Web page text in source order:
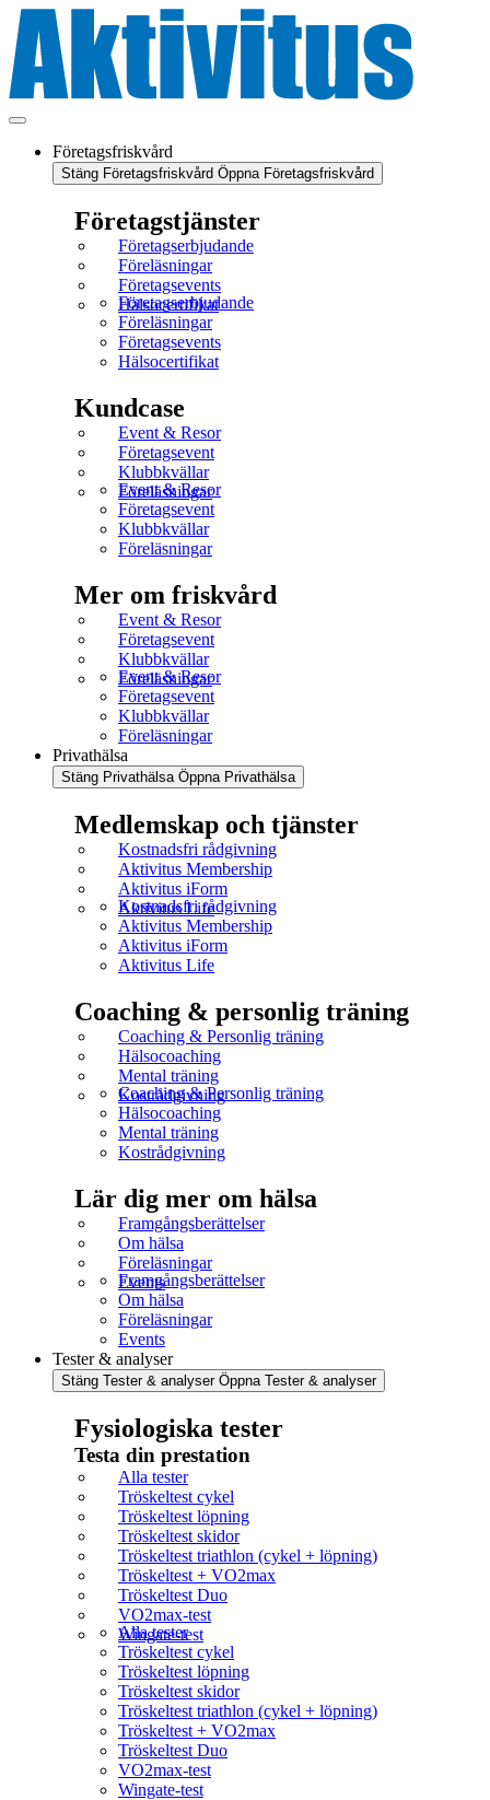
Företagsfriskvård
Stäng Företagsfriskvård Öppna Företagsfriskvård
Företagstjänster
Företagserbjudande
Föreläsningar
Företagsevents
Hälsocertifikat
Företagserbjudande
Föreläsningar
Företagsevents
Hälsocertifikat
Kundcase
Event & Resor
Företagsevent
Klubbkvällar
Föreläsningar
Event & Resor
Företagsevent
Klubbkvällar
Föreläsningar
Mer om friskvård
Event & Resor
Företagsevent
Klubbkvällar
Föreläsningar
Event & Resor
Företagsevent
Klubbkvällar
Föreläsningar
Privathälsa
Stäng Privathälsa Öppna Privathälsa
Medlemskap och tjänster
Kostnadsfri rådgivning
Aktivitus Membership
Aktivitus iForm
Aktivitus Life
Kostnadsfri rådgivning
Aktivitus Membership
Aktivitus iForm
Aktivitus Life
Coaching & personlig träning
Coaching & Personlig träning
Hälsocoaching
Mental träning
Kostrådgivning
Coaching & Personlig träning
Hälsocoaching
Mental träning
Kostrådgivning
Lär dig mer om hälsa
Framgångsberättelser
Om hälsa
Föreläsningar
Events
Framgångsberättelser
Om hälsa
Föreläsningar
Events
Tester & analyser
Stäng Tester & analyser Öppna Tester & analyser
Fysiologiska tester
Testa din prestation
Alla tester
Tröskeltest cykel
Tröskeltest löpning
Tröskeltest skidor
Tröskeltest triathlon (cykel + löpning)
Tröskeltest + VO2max
Tröskeltest Duo
VO2max-test
Wingate-test
Alla tester
Tröskeltest cykel
Tröskeltest löpning
Tröskeltest skidor
Tröskeltest triathlon (cykel + löpning)
Tröskeltest + VO2max
Tröskeltest Duo
VO2max-test
Wingate-test